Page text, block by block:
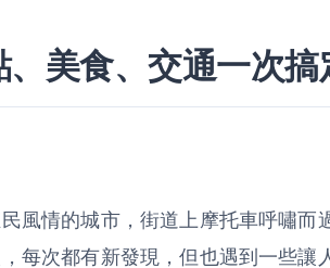
美食、交通一次搞
風情的城市，街道上摩托車呼嘯而
每次都有新發現，但也遇到一些讓